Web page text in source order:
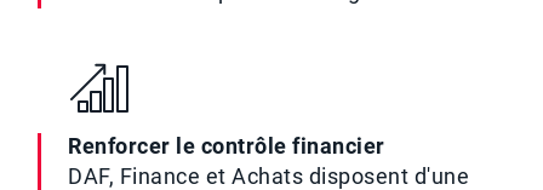
Renforcer le contrôle financier
DAF, Finance et Achats disposent d'une